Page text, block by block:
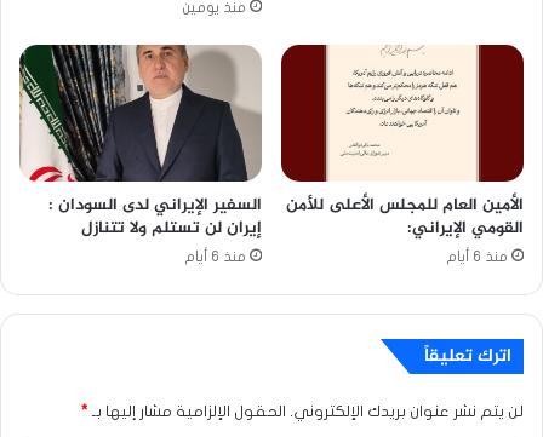
منذ يومين
الأمين العام للمجلس الأعلى للأمن
القومي الإيراني:
منذ 6 أيام
السفير الإيراني لدى السودان :
إيران لن تستلم ولا تتنازل
منذ 6 أيام
اترك تعليقاً
لن يتم نشر عنوان بريدك الإلكتروني. الحقول الإلزامية مشار إليها بـ *